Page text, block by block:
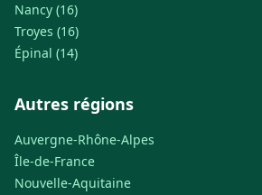
Nancy (16)
Troyes (16)
Épinal (14)
Autres régions
Auvergne-Rhône-Alpes
Île-de-France
Nouvelle-Aquitaine